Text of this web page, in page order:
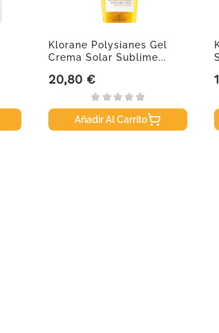
Klorane Polysianes Gel
Crema Solar Sublime...
Precio
20,80 €
Añadir Al Carrito